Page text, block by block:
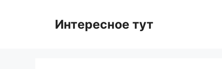
Интересное тут